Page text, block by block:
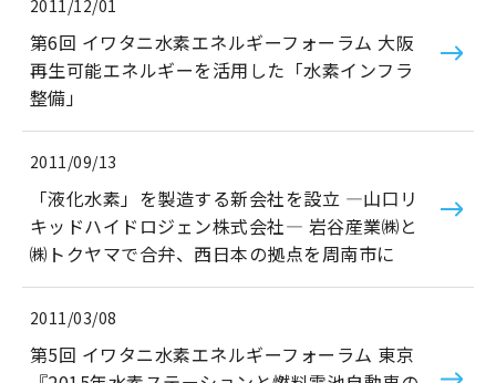
2011/12/01
第6回 イワタニ水素エネルギーフォーラム 大阪
再生可能エネルギーを活用した「水素インフラ
整備」
2011/09/13
「液化水素」を製造する新会社を設立 ―山口リ
キッドハイドロジェン株式会社― 岩谷産業㈱と
㈱トクヤマで合弁、西日本の拠点を周南市に
2011/03/08
第5回 イワタニ水素エネルギーフォーラム 東京